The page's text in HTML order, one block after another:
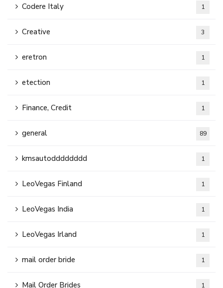
Codere Italy 1
Creative 3
eretron 1
etection 1
Finance, Credit 1
general 89
kmsautodddddddd 1
LeoVegas Finland 1
LeoVegas India 1
LeoVegas Irland 1
mail order bride 1
Mail Order Brides 1